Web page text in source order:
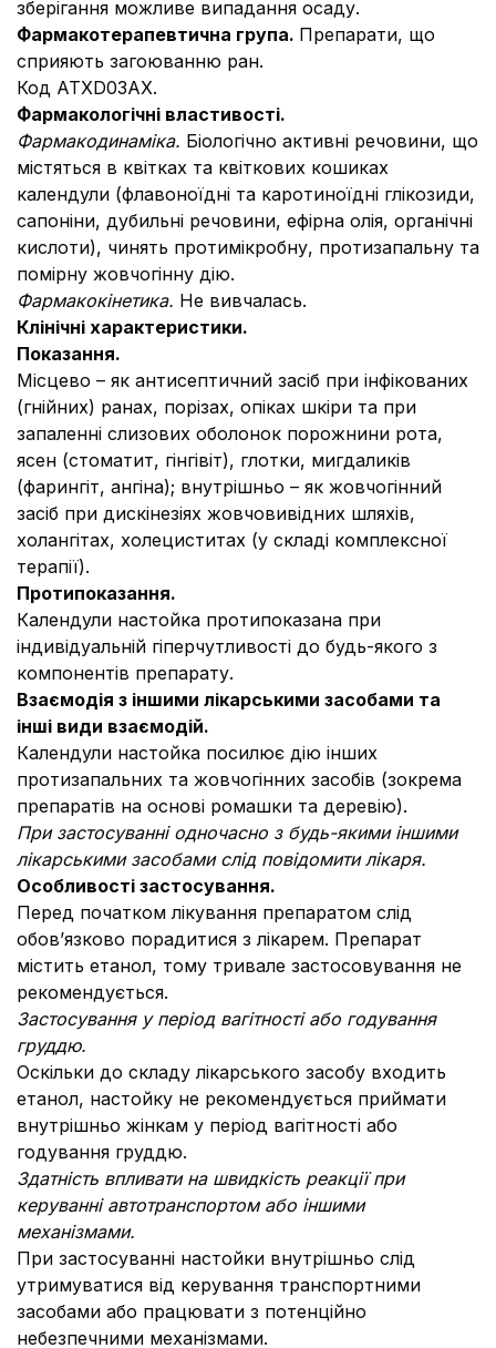
зберігання можливе випадання осаду.
Фармакотерапевтична група. Препарати, що
сприяють загоюванню ран.
Код АТХD03АХ.
Фармакологічні властивості.
Фармакодинаміка. Біологічно активні речовини, що
містяться в квітках та квіткових кошиках
календули (флавоноїдні та каротиноїдні глікозиди,
сапоніни, дубильні речовини, ефірна олія, органічні
кислоти), чинять протимікробну, протизапальну та
помірну жовчогінну дію.
Фармакокінетика. Не вивчалась.
Клінічні характеристики.
Показання.
Місцево – як антисептичний засіб при інфікованих
(гнійних) ранах, порізах, опіках шкіри та при
запаленні слизових оболонок порожнини рота,
ясен (стоматит, гінгівіт), глотки, мигдаликів
(фарингіт, ангіна); внутрішньо – як жовчогінний
засіб при дискінезіях жовчовивідних шляхів,
холангітах, холециститах (у складі комплексної
терапії).
Протипоказання.
Календули настойка протипоказана при
індивідуальній гіперчутливості до будь-якого з
компонентів препарату.
Взаємодія з іншими лікарськими засобами та
інші види взаємодій.
Календули настойка посилює дію інших
протизапальних та жовчогінних засобів (зокрема
препаратів на основі ромашки та деревію).
При застосуванні одночасно з будь-якими іншими
лікарськими засобами слід повідомити лікаря.
Особливості застосування.
Перед початком лікування препаратом слід
обов’язково порадитися з лікарем. Препарат
містить етанол, тому тривале застосовування не
рекомендується.
Застосування у період вагітності або годування
груддю.
Оскільки до складу лікарського засобу входить
етанол, настойку не рекомендується приймати
внутрішньо жінкам у період вагітності або
годування груддю.
Здатність впливати на швидкість реакції при
керуванні автотранспортом або іншими
механізмами.
При застосуванні настойки внутрішньо слід
утримуватися від керування транспортними
засобами або працювати з потенційно
небезпечними механізмами.